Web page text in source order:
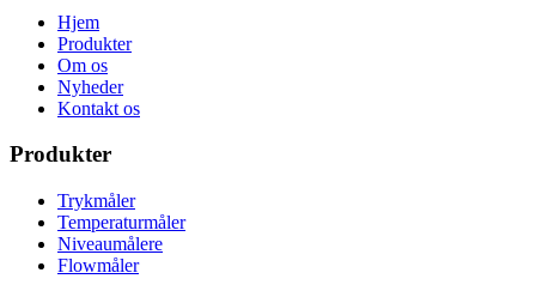
Hjem
Produkter
Om os
Nyheder
Kontakt os
Produkter
Trykmåler
Temperaturmåler
Niveaumålere
Flowmåler